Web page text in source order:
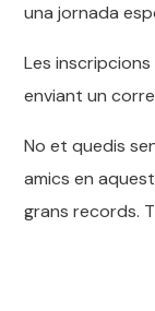
una jornada
Les
enviant un
No et quedis
amics en
grans records.